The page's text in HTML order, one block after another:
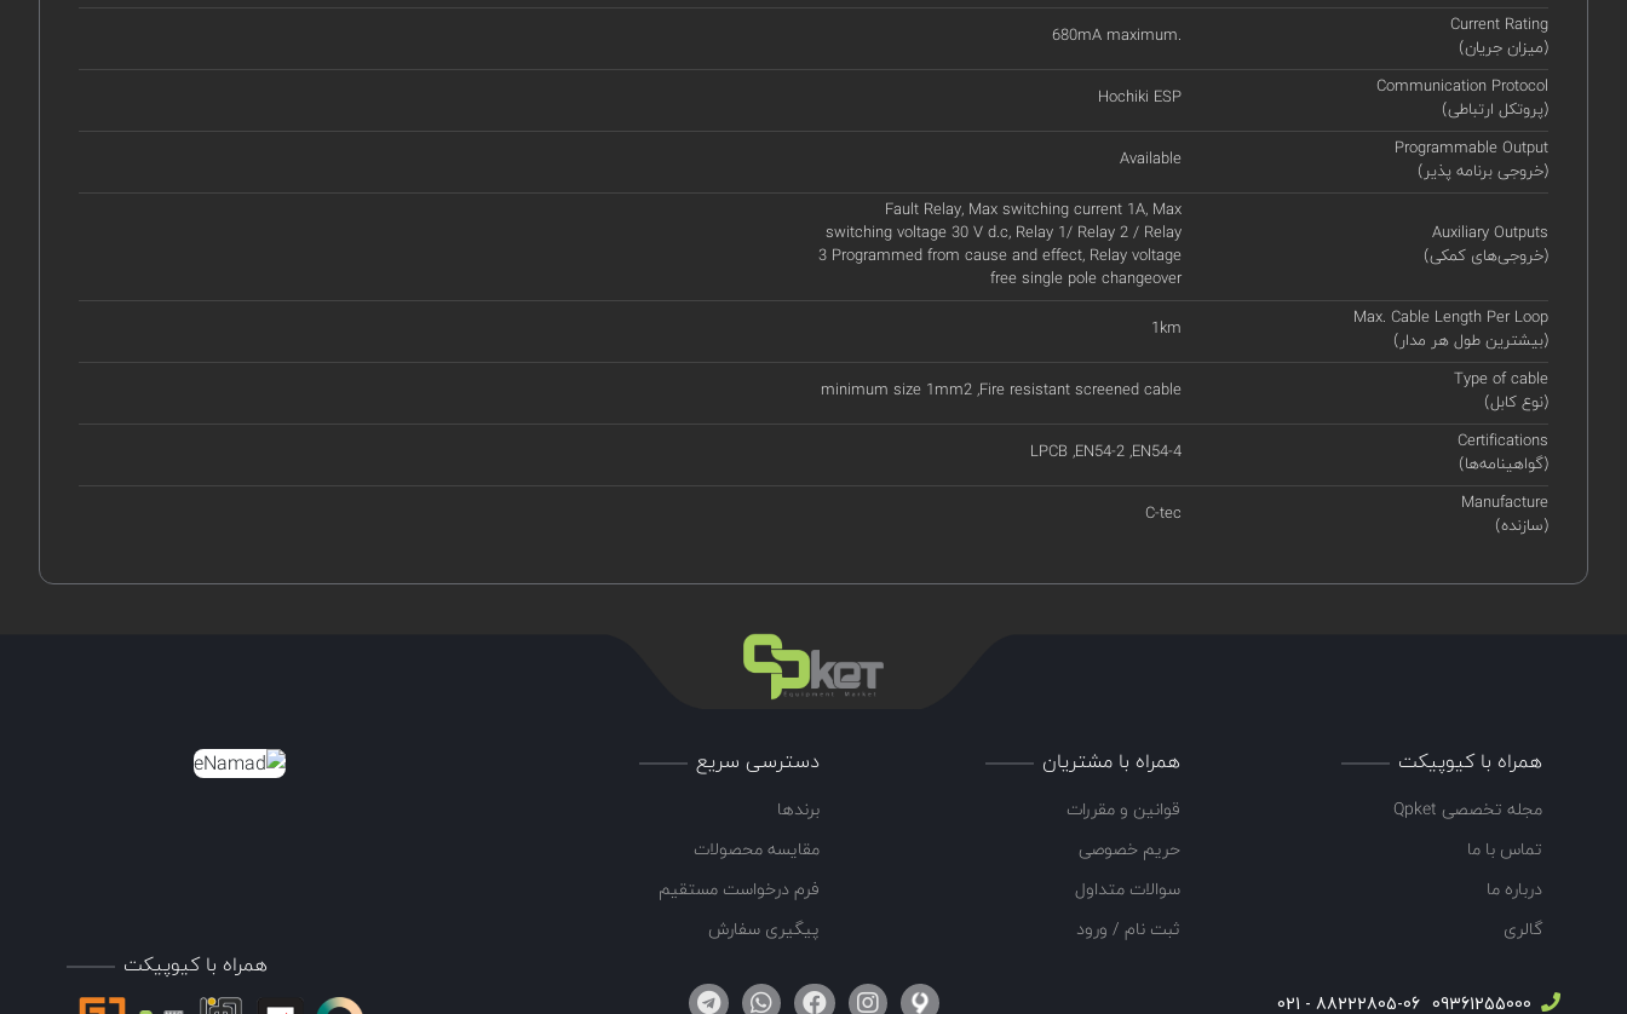
Current Rating
(میزان جریان)
680mA maximum.
Communication Protocol
(پروتکل ارتباطی)
Hochiki ESP
Programmable Output
(خروجی برنامه پذیر)
Available
Auxiliary Outputs
(خروجی‌های کمکی)
Fault Relay, Max switching current 1A, Max
switching voltage 30 V d.c, Relay 1/ Relay 2 / Relay
3 Programmed from cause and effect, Relay voltage
free single pole changeover
Max. Cable Length Per Loop
(بیشترین طول هر مدار)
1km
Type of cable
(نوع کابل)
minimum size 1mm2 ,Fire resistant screened cable
Certifications
(گواهینامه‌ها)
LPCB ,EN54-2 ,EN54-4
Manufacture
(سازنده)
C-tec
همراه با کیوپیکت
مجله تخصصی Qpket
تماس با ما
درباره ما
گالری
همراه با مشتریان
قوانین و مقررات
حریم خصوصی
سوالات متداول
ثبت نام / ورود
دسترسی سریع
برندها
مقایسه محصولات
فرم درخواست مستقیم
پیگیری سفارش
09361255000
88222805-06 - 021
همراه با کیوپیکت